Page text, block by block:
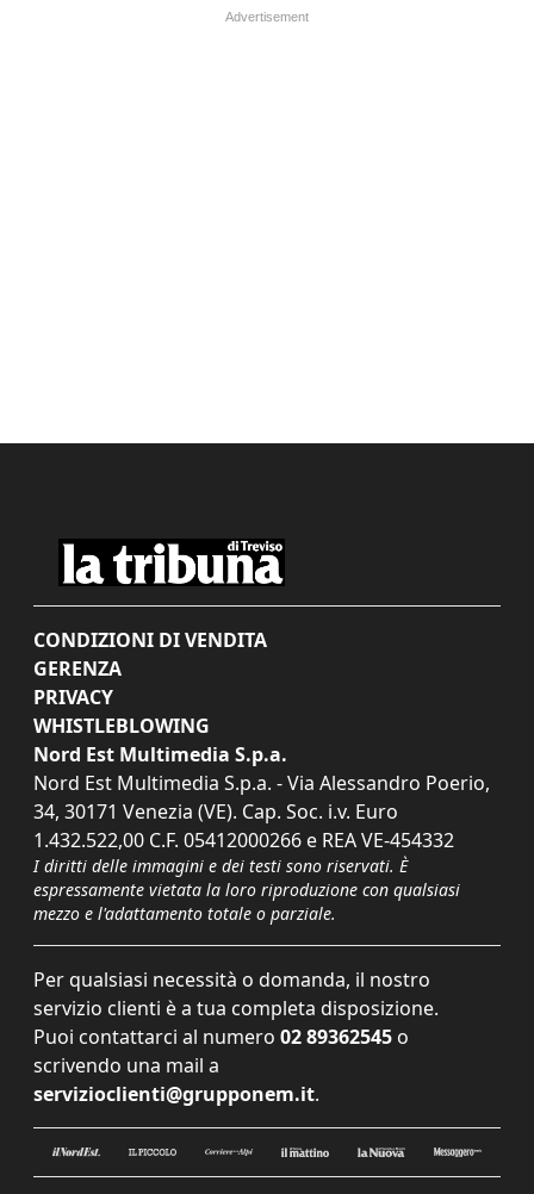
CONDIZIONI DI VENDITA
GERENZA
PRIVACY
WHISTLEBLOWING
Nord Est Multimedia S.p.a.
Nord Est Multimedia S.p.a. - Via Alessandro Poerio,
34, 30171 Venezia (VE). Cap. Soc. i.v. Euro
1.432.522,00 C.F. 05412000266 e REA VE-454332
I diritti delle immagini e dei testi sono riservati. È
espressamente vietata la loro riproduzione con qualsiasi
mezzo e l'adattamento totale o parziale.
Per qualsiasi necessità o domanda, il nostro
servizio clienti è a tua completa disposizione.
Puoi contattarci al numero 02 89362545 o
scrivendo una mail a
servizioclienti@grupponem.it.